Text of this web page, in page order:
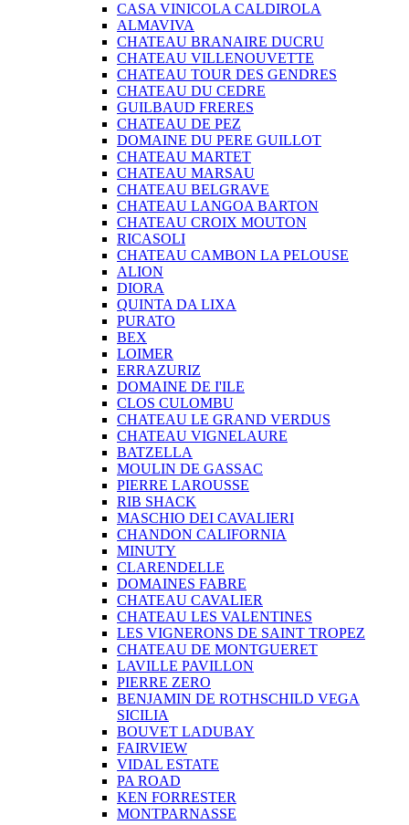
CASA VINICOLA CALDIROLA
ALMAVIVA
CHATEAU BRANAIRE DUCRU
CHATEAU VILLENOUVETTE
CHATEAU TOUR DES GENDRES
CHATEAU DU CEDRE
GUILBAUD FRERES
CHATEAU DE PEZ
DOMAINE DU PERE GUILLOT
CHATEAU MARTET
CHATEAU MARSAU
CHATEAU BELGRAVE
CHATEAU LANGOA BARTON
CHATEAU CROIX MOUTON
RICASOLI
CHATEAU CAMBON LA PELOUSE
ALION
DIORA
QUINTA DA LIXA
PURATO
BEX
LOIMER
ERRAZURIZ
DOMAINE DE I'ILE
CLOS CULOMBU
CHATEAU LE GRAND VERDUS
CHATEAU VIGNELAURE
BATZELLA
MOULIN DE GASSAC
PIERRE LAROUSSE
RIB SHACK
MASCHIO DEI CAVALIERI
CHANDON CALIFORNIA
MINUTY
CLARENDELLE
DOMAINES FABRE
CHATEAU CAVALIER
CHATEAU LES VALENTINES
LES VIGNERONS DE SAINT TROPEZ
CHATEAU DE MONTGUERET
LAVILLE PAVILLON
PIERRE ZERO
BENJAMIN DE ROTHSCHILD VEGA
SICILIA
BOUVET LADUBAY
FAIRVIEW
VIDAL ESTATE
PA ROAD
KEN FORRESTER
MONTPARNASSE